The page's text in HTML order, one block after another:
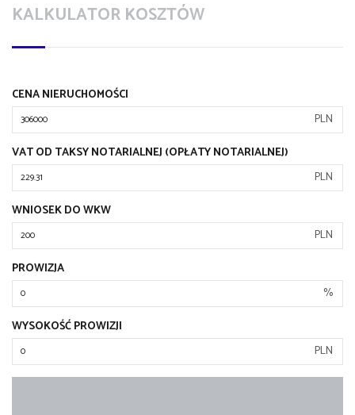
KALKULATOR KOSZTÓW
CENA NIERUCHOMOŚCI
PLN
VAT OD TAKSY NOTARIALNEJ (OPŁATY NOTARIALNEJ)
PLN
WNIOSEK DO WKW
PLN
PROWIZJA
%
WYSOKOŚĆ PROWIZJI
PLN